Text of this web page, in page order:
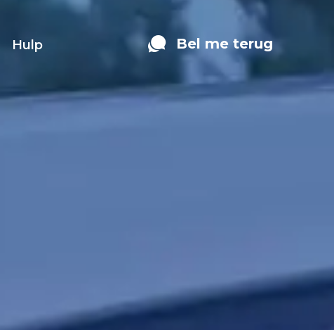
Hulp Bel me terug